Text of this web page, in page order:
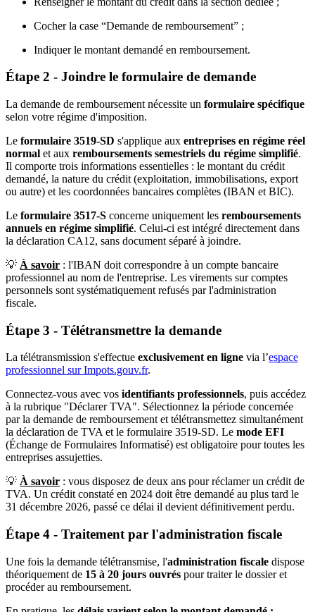
Cocher la case “Demande de remboursement” ;
Indiquer le montant demandé en remboursement.
Étape 2 - Joindre le formulaire de demande
La demande de remboursement nécessite un formulaire spécifique
selon votre régime d'imposition.
Le formulaire 3519-SD s'applique aux entreprises en régime réel
normal et aux remboursements semestriels du régime simplifié.
Il comporte trois informations essentielles : le montant du crédit
demandé, la nature du crédit (exploitation, immobilisations, export
ou autre) et les coordonnées bancaires complètes (IBAN et BIC).
Le formulaire 3517-S concerne uniquement les remboursements
annuels en régime simplifié. Celui-ci est intégré directement dans
la déclaration CA12, sans document séparé à joindre.
💡 À savoir : l'IBAN doit correspondre à un compte bancaire
professionnel au nom de l'entreprise. Les virements sur comptes
personnels sont systématiquement refusés par l'administration
fiscale.
Étape 3 - Télétransmettre la demande
La télétransmission s'effectue exclusivement en ligne via l’espace
professionnel sur Impots.gouv.fr.
Connectez-vous avec vos identifiants professionnels, puis accédez
à la rubrique "Déclarer TVA". Sélectionnez la période concernée
par la demande de remboursement et télétransmettez simultanément
la déclaration de TVA et le formulaire 3519-SD. Le mode EFI
(Échange de Formulaires Informatisé) est obligatoire pour toutes les
entreprises assujetties.
💡 À savoir : vous disposez de deux ans pour réclamer un crédit de
TVA. Un crédit constaté en 2024 doit être demandé au plus tard le
31 décembre 2026, passé ce délai il devient définitivement perdu.
Étape 4 - Traitement par l'administration fiscale
Une fois la demande télétransmise, l'administration fiscale dispose
théoriquement de 15 à 20 jours ouvrés pour traiter le dossier et
procéder au remboursement.